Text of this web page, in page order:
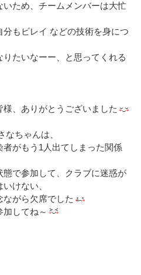
ため、チームメンバーは大忙
もビレイ などの技術を身につ
たいなーー、と思ってくれる
、ありがとうございました
ちゃんは、
がもう1人出てしまった関係
で参加して、クラブに迷惑が
けない、
ながら欠席でした
加してね～